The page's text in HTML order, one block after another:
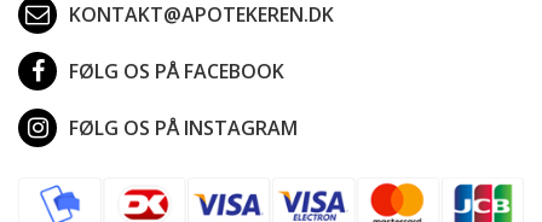
KONTAKT@APOTEKEREN.DK
FØLG OS PÅ FACEBOOK
FØLG OS PÅ INSTAGRAM